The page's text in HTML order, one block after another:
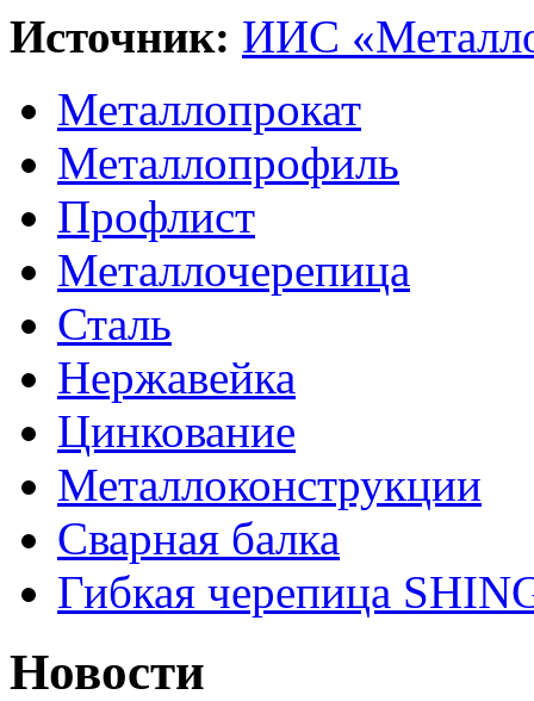
Источник: ИИС
Металлопрокат
Металлопрофиль
Профлист
Металлочерепица
Сталь
Нержавейка
Цинкование
Металлоконструкции
Сварная балка
Гибкая черепица
Новости